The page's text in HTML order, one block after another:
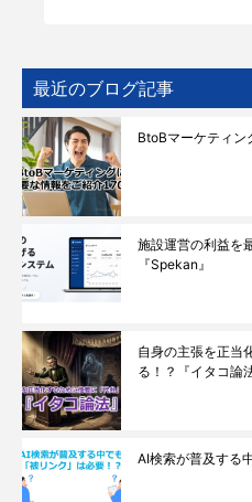
最近のブログ記事
BtoBマーケティン
施設運営の利益を
『Spekan』
自身の主張を正当
る！？『イタコ論
AI検索が普及する